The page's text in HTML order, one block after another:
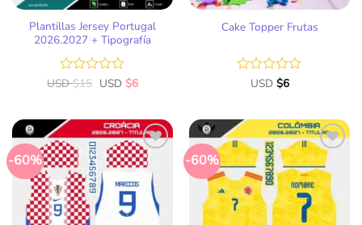
Plantillas Jersey Portugal
2026.2027 + Tipografía
Valorado
de
5
USD$15 USD $6
Cake Topper Frutas
Valorado
de
5
USD $6
-60%
Añadir
a la
lista
de
deseos
-60%
Añadir
a la
lista
de
deseos